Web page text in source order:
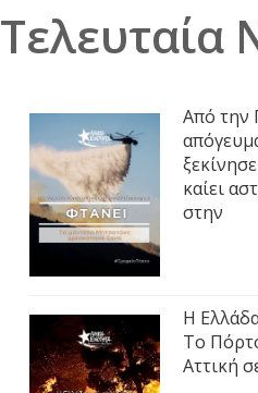
Τελευταία
Από την
καίει
στην
Η
Το
Αττική